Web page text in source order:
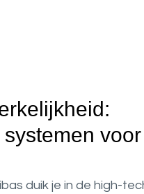
duik je in de high-